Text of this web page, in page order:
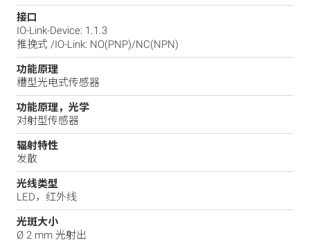
接口
IO-Link-Device: 1.1.3
推挽式 /IO-Link: NO(PNP)/NC(NPN)
功能原理
槽型光电式传感器
功能原理，光学
对射型传感器
辐射特性
发散
光线类型
LED，红外线
光斑大小
Ø 2 mm 光射出